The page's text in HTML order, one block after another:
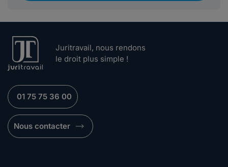
Juritravail, nous rendons
le droit plus simple !
01 75 75 36 00
Nous contacter